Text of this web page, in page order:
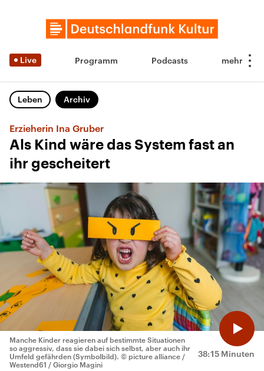
Live Programm Podcasts
Leben Archiv
Erzieherin Ina Gruber
Als Kind wäre das System fast an
ihr gescheitert
38:15 Minuten
Manche Kinder reagieren auf bestimmte Situationen
so aggressiv, dass sie dabei sich selbst, aber auch ihr
Umfeld gefährden (Symbolbild). © picture alliance /
Westend61 / Giorgio Magini